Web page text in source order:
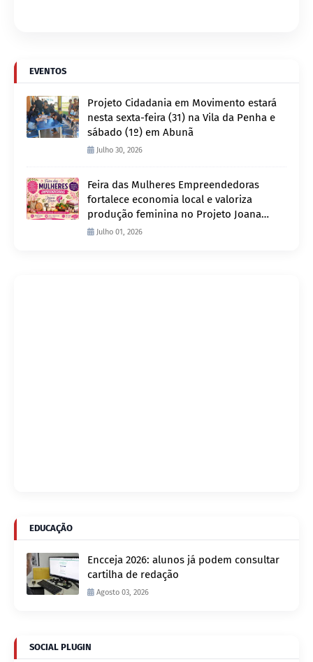
EVENTOS
Projeto Cidadania em Movimento estará
nesta sexta-feira (31) na Vila da Penha e
sábado (1º) em Abunã
Julho 30, 2026
Feira das Mulheres Empreendedoras
fortalece economia local e valoriza
produção feminina no Projeto Joana
D’Arc
Julho 01, 2026
EDUCAÇÃO
Encceja 2026: alunos já podem consultar
cartilha de redação
Agosto 03, 2026
SOCIAL PLUGIN